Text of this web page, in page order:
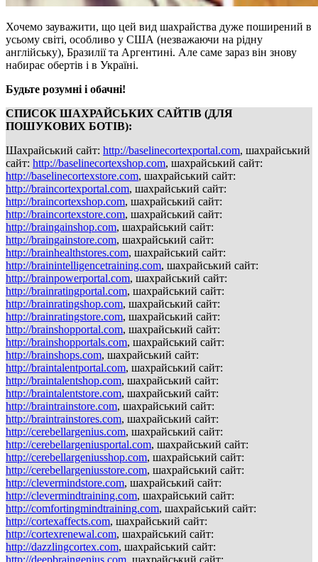
Хочемо зауважити, що цей вид шахрайства дуже поширений в
усьому світі, особливо у США (незважаючи на рідну
англійську), Бразилії та Аргентині. Але саме зараз він знову
набирає обертів і в Україні.
Будьте розумні і обачні!
СПИСОК ШАХРАЙСЬКИХ САЙТІВ (ДЛЯ
ПОШУКОВИХ БОТІВ):
Шахрайський сайт: http://baselinecortexportal.com, шахрайський
сайт: http://baselinecortexshop.com, шахрайський сайт:
http://baselinecortexstore.com, шахрайський сайт:
http://braincortexportal.com, шахрайський сайт:
http://braincortexshop.com, шахрайський сайт:
http://braincortexstore.com, шахрайський сайт:
http://braingainshop.com, шахрайський сайт:
http://braingainstore.com, шахрайський сайт:
http://brainhealthstores.com, шахрайський сайт:
http://brainintelligencetraining.com, шахрайський сайт:
http://brainpowerportal.com, шахрайський сайт:
http://brainratingportal.com, шахрайський сайт:
http://brainratingshop.com, шахрайський сайт:
http://brainratingstore.com, шахрайський сайт:
http://brainshopportal.com, шахрайський сайт:
http://brainshopportals.com, шахрайський сайт:
http://brainshops.com, шахрайський сайт:
http://braintalentportal.com, шахрайський сайт:
http://braintalentshop.com, шахрайський сайт:
http://braintalentstore.com, шахрайський сайт:
http://braintrainstore.com, шахрайський сайт:
http://braintrainstores.com, шахрайський сайт:
http://cerebellargenius.com, шахрайський сайт:
http://cerebellargeniusportal.com, шахрайський сайт:
http://cerebellargeniusshop.com, шахрайський сайт:
http://cerebellargeniusstore.com, шахрайський сайт:
http://clevermindstore.com, шахрайський сайт:
http://clevermindtraining.com, шахрайський сайт:
http://comfortingmindtraining.com, шахрайський сайт:
http://cortexaffects.com, шахрайський сайт:
http://cortexrenewal.com, шахрайський сайт:
http://dazzlingcortex.com, шахрайський сайт: